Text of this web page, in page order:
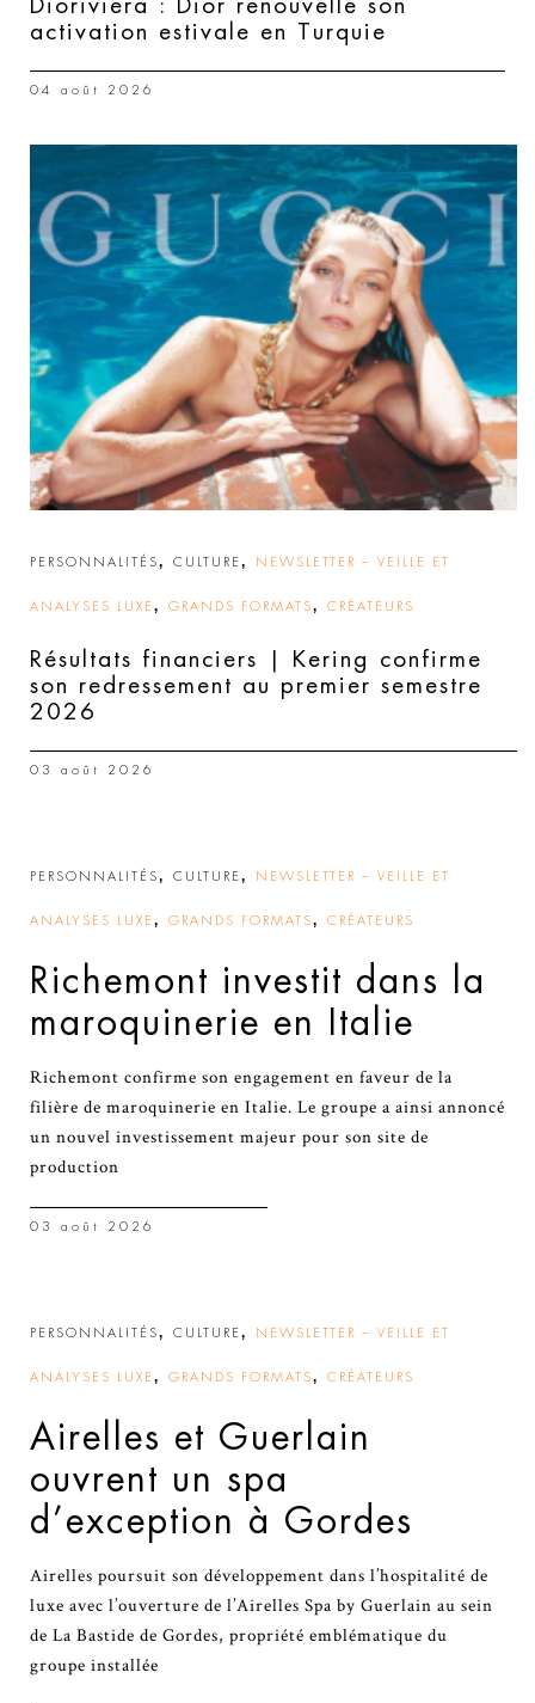
Dioriviera : Dior renouvelle son
activation estivale en Turquie
04 août 2026
PERSONNALITÉS, CULTURE , NEWSLETTER – VEILLE ET
ANALYSES LUXE , GRANDS FORMATS, CRÉATEURS
Résultats financiers | Kering confirme
son redressement au premier semestre
2026
03 août 2026
PERSONNALITÉS, CULTURE , NEWSLETTER – VEILLE ET
ANALYSES LUXE , GRANDS FORMATS, CRÉATEURS
Richemont investit dans la
maroquinerie en Italie
Richemont confirme son engagement en faveur de la
filière de maroquinerie en Italie. Le groupe a ainsi annoncé
un nouvel investissement majeur pour son site de
production
03 août 2026
PERSONNALITÉS, CULTURE , NEWSLETTER – VEILLE ET
ANALYSES LUXE , GRANDS FORMATS, CRÉATEURS
Airelles et Guerlain
ouvrent un spa
d’exception à Gordes
Airelles poursuit son développement dans l’hospitalité de
luxe avec l’ouverture de l’Airelles Spa by Guerlain au sein
de La Bastide de Gordes, propriété emblématique du
groupe installée